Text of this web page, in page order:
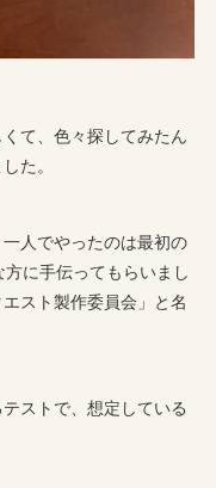
て、色々探してみたん
た。
人でやったのは最初の
に手伝ってもらいまし
スト製作委員会」と名
ストで、想定している